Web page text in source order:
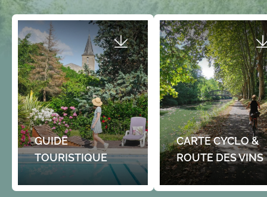
GUIDE
TOURISTIQUE
CARTE CYCLO &
ROUTE DES VINS